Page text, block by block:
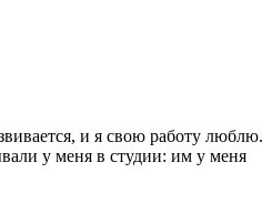
и я свою работу люблю.
у меня в студии: им у меня